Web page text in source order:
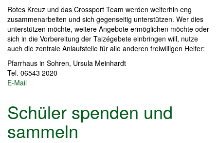
Rotes Kreuz und das Crossport Team werden weiterhin eng
zusammenarbeiten und sich gegenseitig unterstützen. Wer dies
unterstützen möchte, weitere Angebote ermöglichen möchte oder
sich in die Vorbereitung der Taizégebete einbringen will, nutze
auch die zentrale Anlaufstelle für alle anderen freiwilligen Helfer:
Pfarrhaus in Sohren, Ursula Meinhardt
Tel. 06543 2020
E-Mail
Schüler spenden und
sammeln